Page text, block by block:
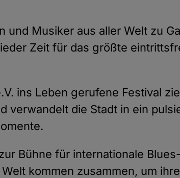
Musiker aus aller Welt zu
Zeit für das größte
ins Leben gerufene Festival
verwandelt die Stadt in ein
Bühne für internationale
kommen zusammen, um